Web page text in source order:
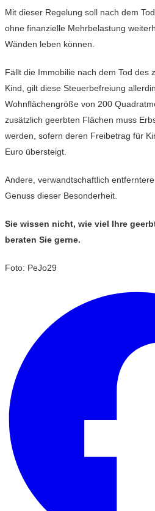
Mit dieser Regelung soll nach dem
ohne finanzielle Mehrbelastung
Wänden leben können.
Fällt die Immobilie nach dem Tod des
Kind, gilt diese Steuerbefreiung
Wohnflächengröße von 200
zusätzlich geerbten Flächen muss
werden, sofern deren Freibetrag für
Euro übersteigt.
Andere, verwandtschaftlich
Genuss dieser Besonderheit.
Sie wissen nicht, wie viel Ihre
beraten Sie gerne.
Foto: PeJo29